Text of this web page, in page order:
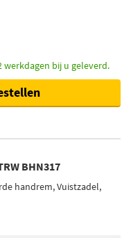
werkdagen bij u geleverd.
BHN317
handrem, Vuistzadel,